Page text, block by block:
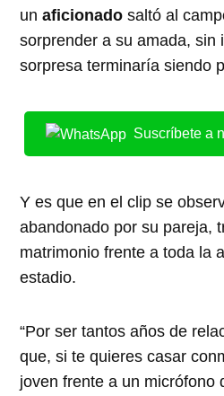
unaficionadosaltó al
sorprender a su amada, sin
sorpresa terminaría siendo
Suscríbete a
Y es que en el clip se
abandonado por su pareja,
matrimonio frente a toda la
estadio.
“Por ser tantos años de
que, si te quieres casar
joven frente a un micrófono